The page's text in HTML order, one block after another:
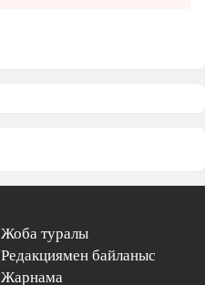
Жоба туралы
Редакциямен байланыс
Жарнама